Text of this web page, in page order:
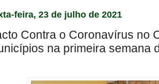
feira, 23 de julho de 2021
Contra o Coronavírus no
na primeira semana